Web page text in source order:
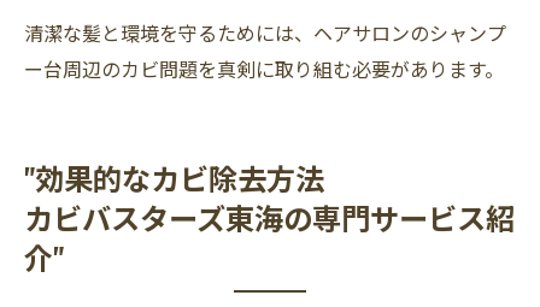
清潔な髪と環境を守るためには、ヘアサロンのシャンプ
ー台周辺のカビ問題を真剣に取り組む必要があります。
"効果的なカビ除去方法
カビバスターズ東海の専門サービス紹
介"